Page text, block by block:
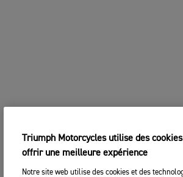
Triumph Motorcycles utilise des
offrir une meilleure expérience
Notre site web utilise des cookies et des